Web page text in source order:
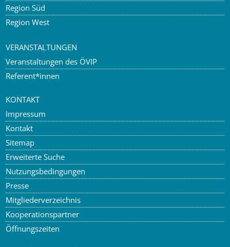
Region Süd
Region West
VERANSTALTUNGEN
Veranstaltungen des ÖVIP
Referent*innen
KONTAKT
Impressum
Kontakt
Sitemap
Erweiterte Suche
Nutzungsbedingungen
Presse
Mitgliederverzeichnis
Kooperationspartner
Öffnungszeiten